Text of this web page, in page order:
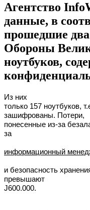
Агентство
данные, в
прошедшие
Обороны
ноутбуков,
Из них
только 157 ноутбуков,
зашифрованы. Потери,
понесенные из-за
за
информационный
и безопасность
превышают
Ј600.000.